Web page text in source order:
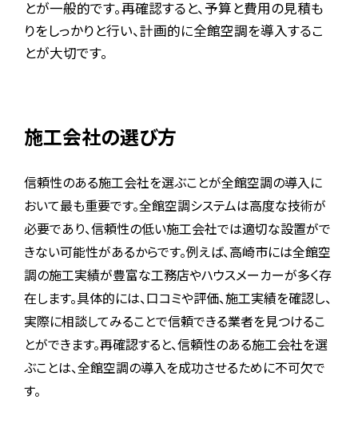
とが一般的です。再確認すると、予算と費用の見積も
りをしっかりと行い、計画的に全館空調を導入するこ
とが大切です。
施工会社の選び方
信頼性のある施工会社を選ぶことが全館空調の導入に
おいて最も重要です。全館空調システムは高度な技術が
必要であり、信頼性の低い施工会社では適切な設置がで
きない可能性があるからです。例えば、高崎市には全館空
調の施工実績が豊富な工務店やハウスメーカーが多く存
在します。具体的には、口コミや評価、施工実績を確認し、
実際に相談してみることで信頼できる業者を見つけるこ
とができます。再確認すると、信頼性のある施工会社を選
ぶことは、全館空調の導入を成功させるために不可欠で
す。